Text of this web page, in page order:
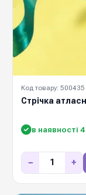
Код товару: 500435
Стрічка
в наявності 4
− +